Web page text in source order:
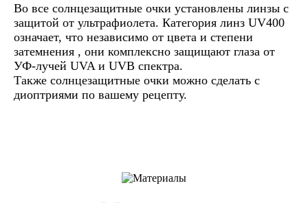
Во все солнцезащитные очки установлены линзы c
защитой от ультрафиолета. Категория линз UV400
означает, что независимо от цвета и степени
затемнения , они комплексно защищают глаза от
УФ-лучей UVA и UVB спектра.
Также солнцезащитные очки можно сделать с
диоптриями по вашему рецепту.